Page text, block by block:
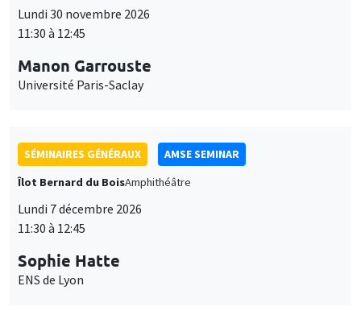
Lundi 30 novembre 2026
11:30 à 12:45
Manon Garrouste
Université Paris-Saclay
SÉMINAIRES GÉNÉRAUX
AMSE SEMINAR
Îlot Bernard du BoisAmphithéâtre
Lundi 7 décembre 2026
11:30 à 12:45
Sophie Hatte
ENS de Lyon